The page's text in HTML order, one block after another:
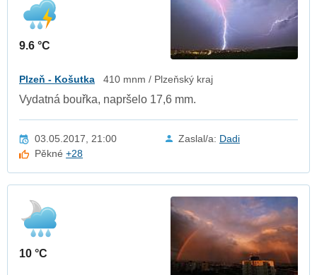
9.6 °C
Plzeň - Košutka 410 mnm / Plzeňský kraj
Vydatná bouřka, napršelo 17,6 mm.
03.05.2017, 21:00 Zaslal/a: Dadi
Pěkné+28
10 °C